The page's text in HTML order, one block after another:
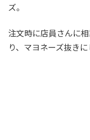
ズ。
注文時に店員さんに
り、マヨネーズ抜き